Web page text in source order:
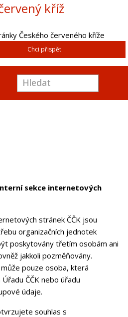
kříž
Českého červeného kříže
Chci přispět
sekce internetových
stránek ČČK jsou
organizačních jednotek
poskytovány třetím osobám ani
jakkoli pozměňovány.
pouze osoba, která
ČČK nebo úřadu
údaje.
souhlas s